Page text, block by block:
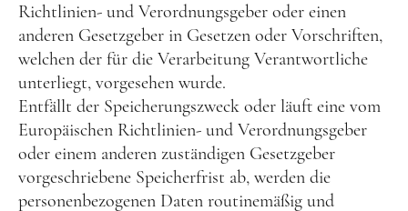
Richtlinien- und Verordnungsgeber oder einen
anderen Gesetzgeber in Gesetzen oder Vorschriften,
welchen der für die Verarbeitung Verantwortliche
unterliegt, vorgesehen wurde.
Entfällt der Speicherungszweck oder läuft eine vom
Europäischen Richtlinien- und Verordnungsgeber
oder einem anderen zuständigen Gesetzgeber
vorgeschriebene Speicherfrist ab, werden die
personenbezogenen Daten routinemäßig und